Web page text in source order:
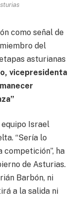
como señal de
del
asturianas
vicepresidenta
equipo Israel
“Sería lo
ha
de Asturias.
Barbón, ni
a la salida ni